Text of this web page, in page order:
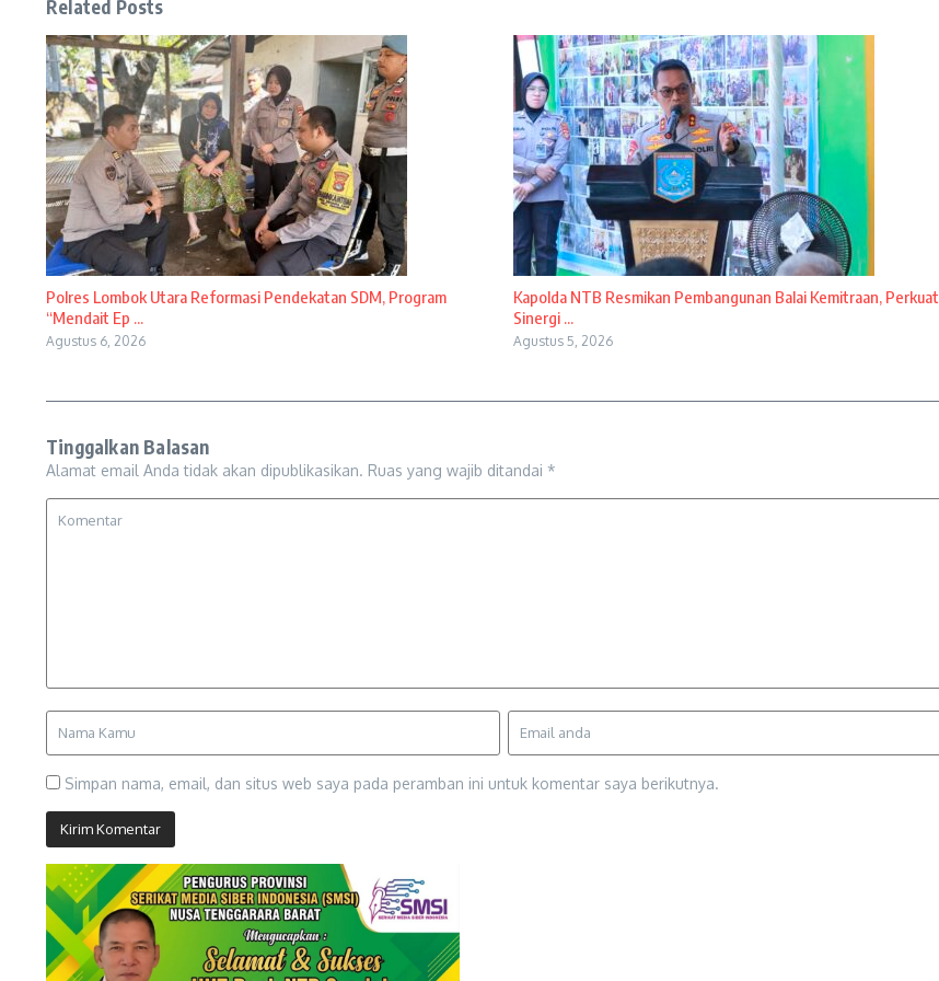
Related Posts
Polres Lombok Utara Reformasi Pendekatan SDM, Program
“Mendait Ep ...
Agustus 6, 2026
Kapolda NTB Resmikan Pembangunan Balai Kemitraan, Perkuat
Sinergi ...
Agustus 5, 2026
Tinggalkan Balasan
Alamat email Anda tidak akan dipublikasikan. Ruas yang wajib ditandai *
Simpan nama, email, dan situs web saya pada peramban ini untuk komentar saya berikutnya.